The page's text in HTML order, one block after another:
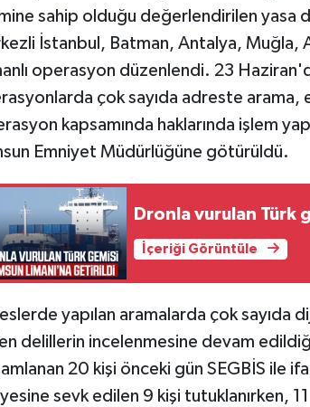
sahip olduğu değerlendirilen yasa
İstanbul, Batman, Antalya, Muğla,
operasyon düzenlendi. 23
çok sayıda adreste arama,
kapsamında haklarında işlem
Emniyet Müdürlüğüne götürüldü.
Dronla vurulan Türk
İçeriği Görüntüle
yapılan aramalarda çok sayıda
delillerin incelenmesine devam
20 kişi önceki gün SEGBİS ile
sevk edilen 9 kişi tutuklanırken,